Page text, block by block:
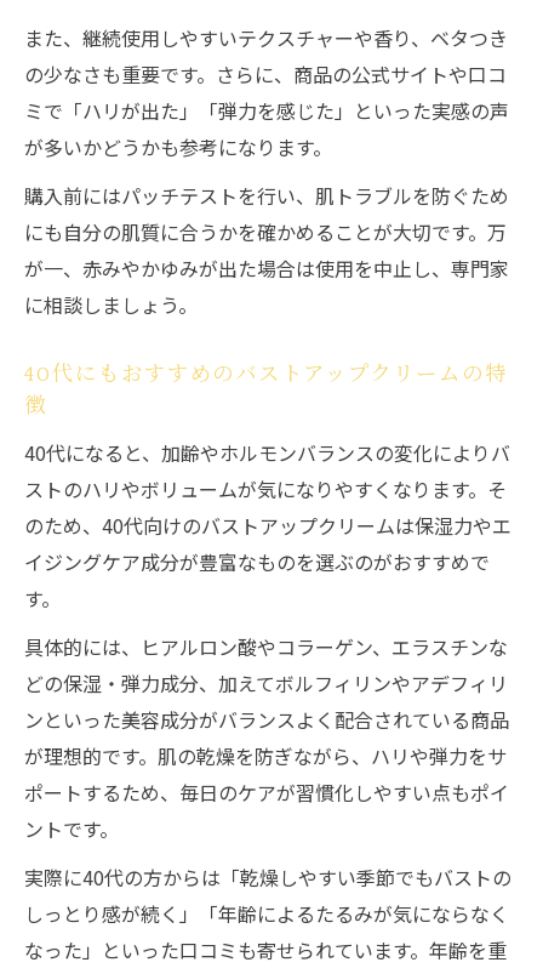
また、継続使用しやすいテクスチャーや香り、ベタつき
の少なさも重要です。さらに、商品の公式サイトや口コ
ミで「ハリが出た」「弾力を感じた」といった実感の声
が多いかどうかも参考になります。
購入前にはパッチテストを行い、肌トラブルを防ぐため
にも自分の肌質に合うかを確かめることが大切です。万
が一、赤みやかゆみが出た場合は使用を中止し、専門家
に相談しましょう。
40代にもおすすめのバストアップクリームの特
徴
40代になると、加齢やホルモンバランスの変化によりバ
ストのハリやボリュームが気になりやすくなります。そ
のため、40代向けのバストアップクリームは保湿力やエ
イジングケア成分が豊富なものを選ぶのがおすすめで
す。
具体的には、ヒアルロン酸やコラーゲン、エラスチンな
どの保湿・弾力成分、加えてボルフィリンやアデフィリ
ンといった美容成分がバランスよく配合されている商品
が理想的です。肌の乾燥を防ぎながら、ハリや弾力をサ
ポートするため、毎日のケアが習慣化しやすい点もポイ
ントです。
実際に40代の方からは「乾燥しやすい季節でもバストの
しっとり感が続く」「年齢によるたるみが気にならなく
なった」といった口コミも寄せられています。年齢を重